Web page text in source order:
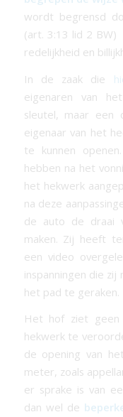
wordt begrensd
(art. 3:13 lid 2
redelijkheid en
In de zaak die
eigenaren van
sleutel, maar een
eigenaar van het
te kunnen
hebben na het
het hekwerk
na deze
de auto de draai
maken. Zij heeft
een video
inspanningen die
het pad te geraken.
Het hof ziet geen
hekwerk te
de opening van
meter, zoals
er sprake is van
dan wel de